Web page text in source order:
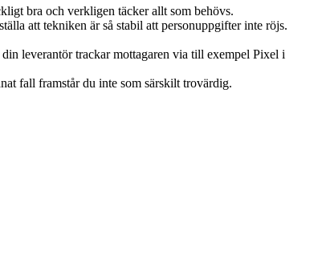
bra och verkligen täcker allt som behövs.
att tekniken är så stabil att personuppgifter inte röjs.
leverantör trackar mottagaren via till exempel Pixel i
fall framstår du inte som särskilt trovärdig.